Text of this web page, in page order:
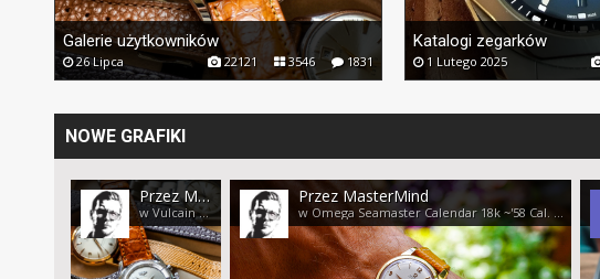
Galerie użytkowników
26 Lipca 1831
3546
22121
Katalogi zegarków
1 Lutego 2025
NOWE GRAFIKI
Przez MasterMind
w Vulcain Cricket &#39;~60 Cal. MSR S2
Przez MasterMind